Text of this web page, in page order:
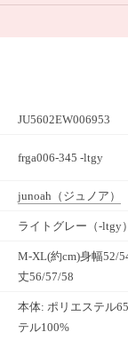
JU5602EW006953
frga006-345 -ltgy
junoah （ジュノア）
ライトグレー（-ltgy）
M-XL(約cm)身幅52/
丈56/57/58
本体: ポリエステル
テル100%